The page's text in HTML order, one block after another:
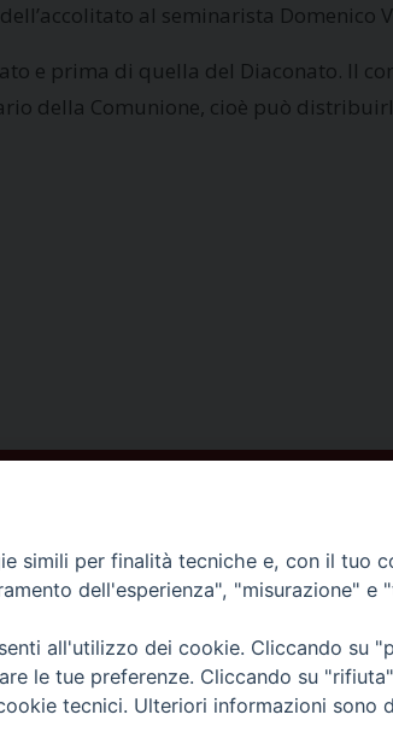
al seminarista
e prima di quella del Diaconato. Il
della Comunione, cioè può
Contatti
Piazza del Duomo,1 - 52100
segreteria@diocesi.arezzo.it
simili per finalità tecniche e, con il tuo
dell'esperienza", "misurazione"
all'utilizzo dei cookie. Cliccando su
le tue preferenze. Cliccando su
tecnici. Ulteriori informazioni sono